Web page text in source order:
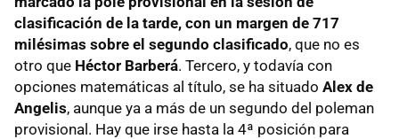
clasificación de la tarde, con un margen de 717
milésimas sobre el segundo clasificado, que no es
otro que Héctor Barberá. Tercero, y todavía con
opciones matemáticas al título, se ha situado Alex de
Angelis, aunque ya a más de un segundo del poleman
provisional. Hay que irse hasta la 4ª posición para